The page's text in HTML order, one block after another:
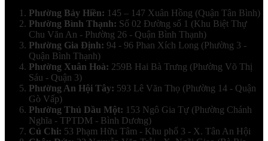
Phường Bảy Hiền: 145 – 147 Xuân Hồng (Quận Tân Bình)
Phường Bình Thạnh: Số 02 Đường số 1 (Khu Biệt Thự
Chu Văn An - Phường 26 - Quận Bình Thạnh)
Phường Gia Định: 94 - 96 Phan Xích Long (Phường 3 -
Quận Bình Thạnh)
Phường Xuân Hoà: 259B Hai Bà Trưng (Phường Võ Thị
Sáu - Quận 3)
Phường An Hội Tây: 593 Lê Văn Thọ (Phường 14 - Quận
Gò Vấp)
Phường Thủ Dầu Một: 153 Ngô Gia Tự (Phường Chánh
Nghĩa - TPTDM - Bình Dương)
Củ Chi: 53 Phạm Hữu Tâm - Khu phố 3 - X. Tân An Hội